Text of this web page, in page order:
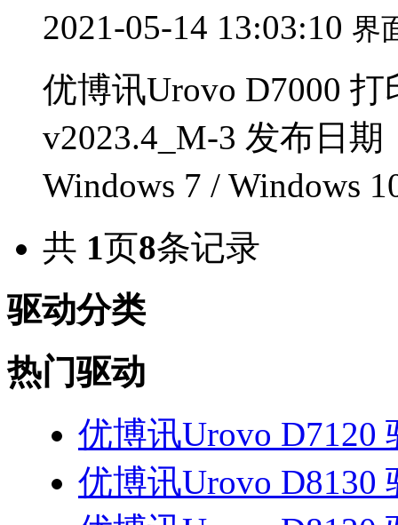
2021-05-14 13:03:10 界
优博讯Urovo D7000
v2023.4_M-3 发布日
Windows 7 / Windows
共 1页8条记录
驱动分类
热门驱动
优博讯Urovo D7120
优博讯Urovo D8130